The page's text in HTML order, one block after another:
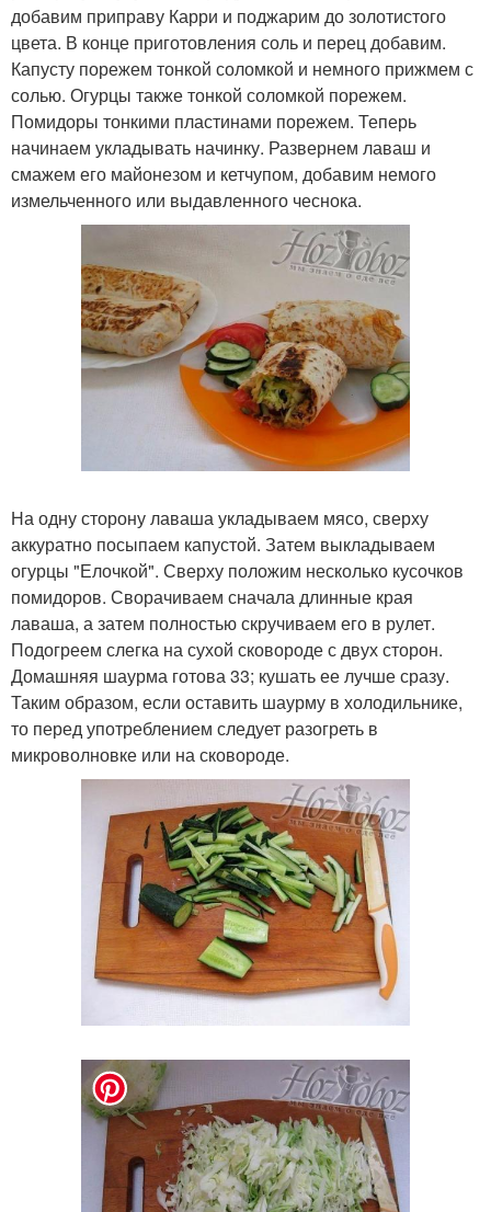
добавим приправу Карри и поджарим до золотистого
цвета. В конце приготовления соль и перец добавим.
Капусту порежем тонкой соломкой и немного прижмем с
солью. Огурцы также тонкой соломкой порежем.
Помидоры тонкими пластинами порежем. Теперь
начинаем укладывать начинку. Развернем лаваш и
смажем его майонезом и кетчупом, добавим немого
измельченного или выдавленного чеснока.
На одну сторону лаваша укладываем мясо, сверху
аккуратно посыпаем капустой. Затем выкладываем
огурцы "Елочкой". Сверху положим несколько кусочков
помидоров. Сворачиваем сначала длинные края
лаваша, а затем полностью скручиваем его в рулет.
Подогреем слегка на сухой сковороде с двух сторон.
Домашняя шаурма готова 33; кушать ее лучше сразу.
Таким образом, если оставить шаурму в холодильнике,
то перед употреблением следует разогреть в
микроволновке или на сковороде.